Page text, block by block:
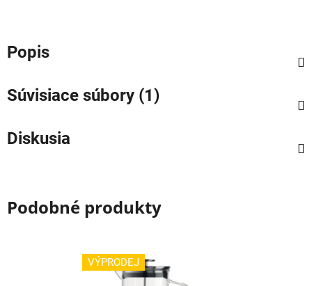
Popis
Súvisiace súbory (1)
Diskusia
Podobné produkty
VÝPRODEJ